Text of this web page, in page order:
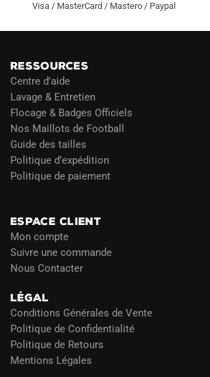
Visa / MasterCard / Mastero / Paypal
RESSOURCES
Centre d’aide
Lavage & Entretien
Flocage & Badges Officiels
Nos Maillots de Football
Guide des tailles
Politique d’expédition
Politique de paiement
ESPACE CLIENT
Mon compte
Suivre une commande
Nous Contacter
LÉGAL
Conditions Générales de Vente
Politique de Confidentialité
Politique de Retours
Mentions Légales